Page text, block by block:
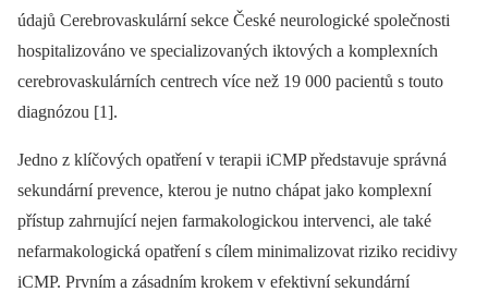
údajů Cerebrovaskulární sekce České neurologické společnosti
hospitalizováno ve specializovaných iktových a komplexních
cerebrovaskulárních centrech více než 19 000 pacientů s touto
diagnózou [1].
Jedno z klíčových opatření v terapii iCMP představuje správná
sekundární prevence, kterou je nutno chápat jako komplexní
přístup zahrnující nejen farmakologickou intervenci, ale také
nefarmakologická opatření s cílem minimalizovat riziko recidivy
iCMP. Prvním a zásadním krokem v efektivní sekundární